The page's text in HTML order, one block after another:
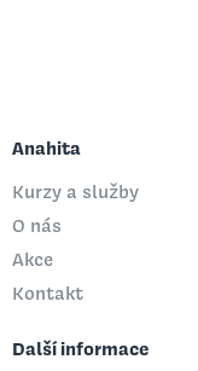
Anahita
Kurzy a služby
O nás
Akce
Kontakt
Další informace